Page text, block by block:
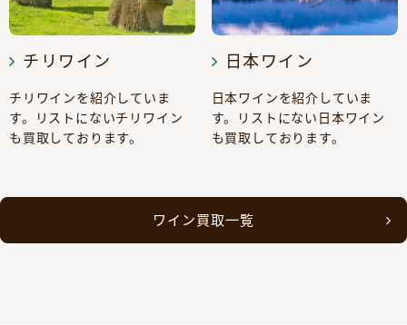
チリワイン
チリワインを紹介していま
す。リストにないチリワイン
も買取しております。
日本ワイン
日本ワインを紹介していま
す。リストにない日本ワイン
も買取しております。
ワイン買取一覧